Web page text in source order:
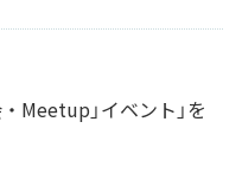
Meetup」イベント」を